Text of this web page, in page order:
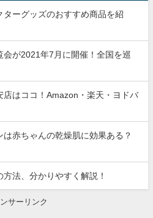
ーグッズのおすすめ商品を紹
が2021年7月に開催！全国を巡
店はココ！Amazon・楽天・ヨドバ
赤ちゃんの乾燥肌に効果ある？
法、分かりやすく解説！
サーリンク